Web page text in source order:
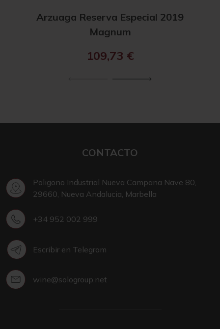
Arzuaga Reserva Especial 2019
Magnum
109,73 €
CONTACTO
Poligono Industrial Nueva Campana Nave 80,
29660, Nueva Andalucia, Marbella
+34 952 002 999
Escribir en Telegram
wine@sologroup.net